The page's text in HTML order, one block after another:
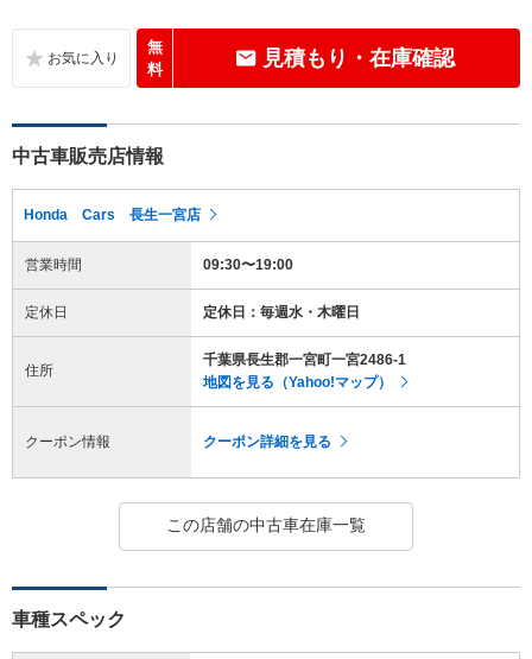
無
料
見積もり・在庫確認
中古車販売店情報
Honda Cars 長生一宮店
営業時間 09:30〜19:00
定休日 定休日：毎週水・木曜日
住所
千葉県長生郡一宮町一宮2486-1
地図を見る（Yahoo!マップ）
クーポン情報 クーポン詳細を見る
この店舗の中古車在庫一覧
車種スペック